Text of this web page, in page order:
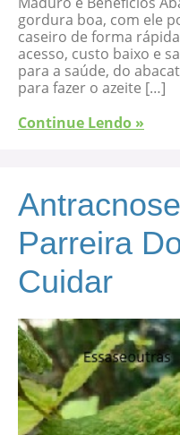
gordura boa, com ele
caseiro de forma
acesso, custo baixo e
para a saúde, do
para fazer o azeite […]
Continue Lendo »
Parreira
Cuidar